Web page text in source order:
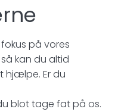
på vores
kan du altid
hjælpe. Er du
blot tage fat på os.